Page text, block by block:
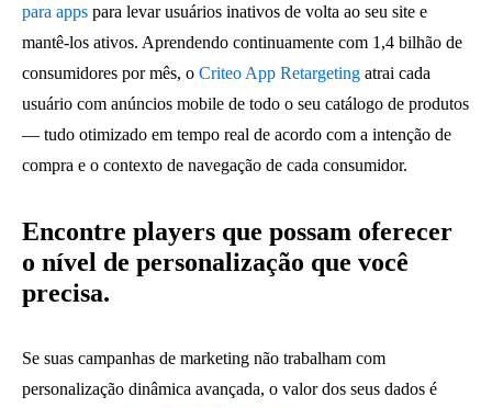
para apps para levar usuários inativos de volta ao seu site e
mantê-los ativos. Aprendendo continuamente com 1,4 bilhão de
consumidores por mês, o Criteo App Retargeting atrai cada
usuário com anúncios mobile de todo o seu catálogo de produtos
— tudo otimizado em tempo real de acordo com a intenção de
compra e o contexto de navegação de cada consumidor.
Encontre players que possam oferecer
o nível de personalização que você
precisa.
Se suas campanhas de marketing não trabalham com
personalização dinâmica avançada, o valor dos seus dados é